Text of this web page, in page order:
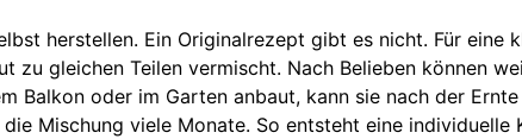
herstellen. Ein Originalrezept gibt es nicht. Für eine
zu gleichen Teilen vermischt. Nach Belieben können
Balkon oder im Garten anbaut, kann sie nach der
Mischung viele Monate. So entsteht eine